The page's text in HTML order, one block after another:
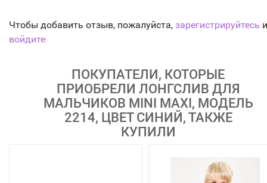
Чтобы добавить отзыв, пожалуйста, зарегистрируйтесь
войдите
ПОКУПАТЕЛИ, КОТОРЫЕ
ПРИОБРЕЛИ ЛОНГСЛИВ ДЛЯ
МАЛЬЧИКОВ MINI MAXI, МОДЕЛЬ
2214, ЦВЕТ СИНИЙ, ТАКЖЕ
КУПИЛИ